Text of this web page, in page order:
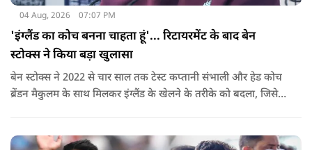
04 Aug, 2026 07:07 PM
'इंग्लैंड का कोच बनना चाहता हूं'... रिटायरमेंट के बाद बेन
स्टोक्स ने किया बड़ा खुलासा
बेन स्टोक्स ने 2022 से चार साल तक टेस्ट कप्तानी संभाली और हेड कोच
ब्रेंडन मैकुलम के साथ मिलकर इंग्लैंड के खेलने के तरीके को बदला, जिसे